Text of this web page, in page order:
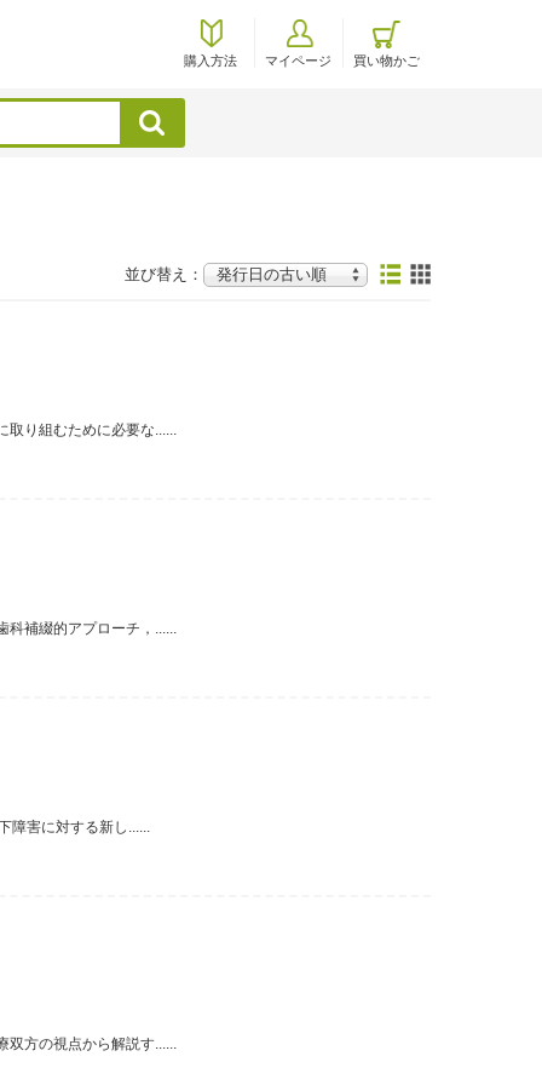
購入方法 マイページ 買い物かご
検索
並び替え：
取り組むために必要な......
科補綴的アプローチ，......
障害に対する新し......
双方の視点から解説す......